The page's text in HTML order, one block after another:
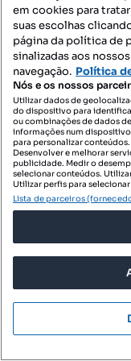
70 000 €
Moradia T1 para
5040-486, Vila
Preço por metro
em cookies para
suas escolhas
página da política de
sinalizadas aos
navegação. Política
Nós e os nossos
Utilizar dados de
do dispositivo para
ou combinações de dados
informações num
para personalizar
Desenvolver e melhorar
publicidade. Medir o
selecionar conteúdos.
Utilizar perfis para
Lista de parceiros